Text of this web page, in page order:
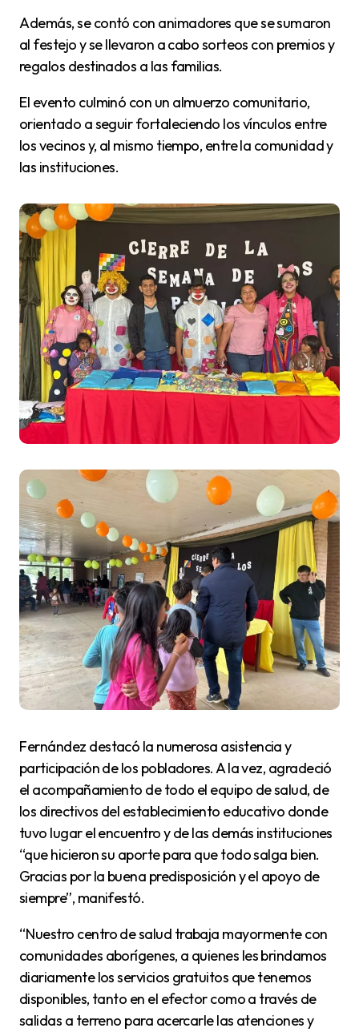
Además, se contó con animadores que se sumaron
al festejo y se llevaron a cabo sorteos con premios y
regalos destinados a las familias.
El evento culminó con un almuerzo comunitario,
orientado a seguir fortaleciendo los vínculos entre
los vecinos y, al mismo tiempo, entre la comunidad y
las instituciones.
Fernández destacó la numerosa asistencia y
participación de los pobladores. A la vez, agradeció
el acompañamiento de todo el equipo de salud, de
los directivos del establecimiento educativo donde
tuvo lugar el encuentro y de las demás instituciones
“que hicieron su aporte para que todo salga bien.
Gracias por la buena predisposición y el apoyo de
siempre”, manifestó.
“Nuestro centro de salud trabaja mayormente con
comunidades aborígenes, a quienes les brindamos
diariamente los servicios gratuitos que tenemos
disponibles, tanto en el efector como a través de
salidas a terreno para acercarle las atenciones y